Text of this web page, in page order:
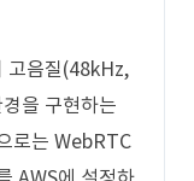
고음질(48kHz,
을 구현하는
로는 WebRTC